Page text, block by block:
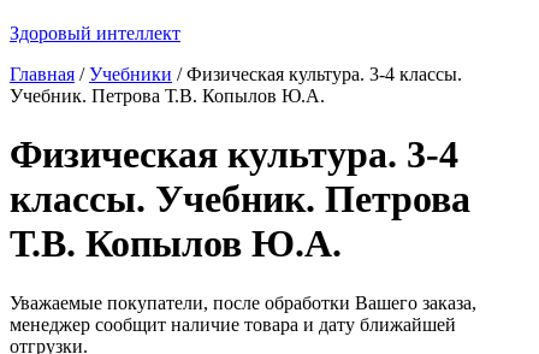
Здоровый интеллект
Главная /Учебники / Физическая культура. 3-4 классы.
Учебник. Петрова Т.В. Копылов Ю.А.
Физическая культура. 3-4
классы. Учебник. Петрова
Т.В. Копылов Ю.А.
Уважаемые покупатели, после обработки Вашего заказа,
менеджер сообщит наличие товара и дату ближайшей
отгрузки.